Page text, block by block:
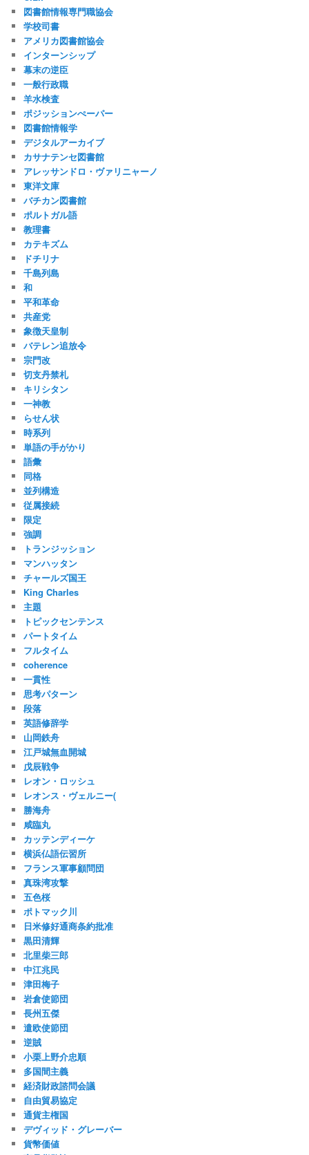
図書館情報専門職協会
学校司書
アメリカ図書館協会
インターンシップ
幕末の逆臣
一般行政職
羊水検査
ポジッションぺーパー
図書館情報学
デジタルアーカイブ
カサナテンセ図書館
アレッサンドロ・ヴァリニャーノ
東洋文庫
バチカン図書館
ポルトガル語
教理書
カテキズム
ドチリナ
千島列島
和
平和革命
共産党
象徴天皇制
バテレン追放令
宗門改
切支丹禁札
キリシタン
一神教
らせん状
時系列
単語の手がかり
語彙
同格
並列構造
従属接続
限定
強調
トランジッション
マンハッタン
チャールズ国王
King Charles
主題
トピックセンテンス
パートタイム
フルタイム
coherence
一貫性
思考パターン
段落
英語修辞学
山岡鉄舟
江戸城無血開城
戊辰戦争
レオン・ロッシュ
レオンス・ヴェルニー(
勝海舟
咸臨丸
カッテンディーケ
横浜仏語伝習所
フランス軍事顧問団
真珠湾攻撃
五色桜
ポトマック川
日米修好通商条約批准
黒田清輝
北里柴三郎
中江兆民
津田梅子
岩倉使節団
長州五傑
遣欧使節団
逆賊
小栗上野介忠順
多国間主義
経済財政諮問会議
自由貿易協定
通貨主権国
デヴィッド・グレーバー
貨幣価値